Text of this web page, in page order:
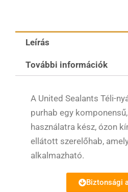
Sealants
mennyiség
Leírás
További információk
A United Sealants Téli-
purhab egy
használatra kész, ózon
ellátott szerelőhab,
alkalmazható.
Biztonsági